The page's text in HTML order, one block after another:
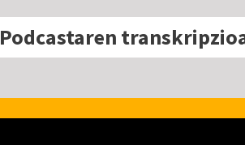
Podcastaren